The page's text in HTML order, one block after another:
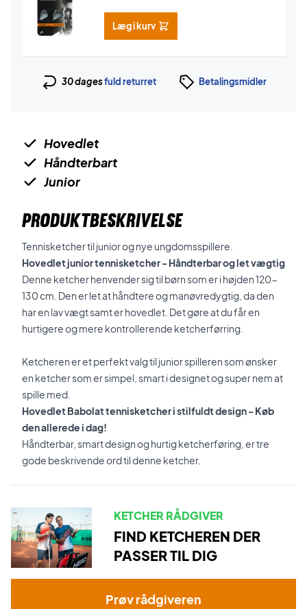
Læg i kurv
30 dagesfuld returret Betalingsmidler
Hovedlet
Håndterbart
Junior
PRODUKTBESKRIVELSE
Tennisketcher til junior og nye ungdomsspillere.
Hovedlet junior tennisketcher - Håndterbar og let vægtig
Denne ketcher henvender sig til børn som er i højden 120-
130 cm. Den er let at håndtere og manøvredygtig, da den
har en lav vægt samt er hovedlet. Det gøre at du får en
hurtigere og mere kontrollerende ketcherførring.
Ketcheren er et perfekt valg til junior spilleren som ønsker
en ketcher som er simpel, smart i designet og super nem at
spille med.
Hovedlet Babolat tennisketcher i stilfuldt design - Køb
den allerede i dag!
Håndterbar, smart design og hurtig ketcherføring, er tre
gode beskrivende ord til denne ketcher.
KETCHER RÅDGIVER
FIND KETCHEREN DER
PASSER TIL DIG
Prøv rådgiveren